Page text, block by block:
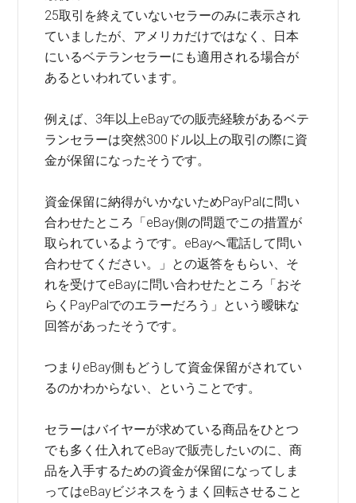
25取引を終えていないセラーのみに表示され
ていましたが、アメリカだけではなく、日本
にいるベテランセラーにも適用される場合が
あるといわれています。
例えば、3年以上eBayでの販売経験があるベテ
ランセラーは突然300ドル以上の取引の際に資
金が保留になったそうです。
資金保留に納得がいかないためPayPalに問い
合わせたところ「eBay側の問題でこの措置が
取られているようです。eBayへ電話して問い
合わせてください。」との返答をもらい、そ
れを受けてeBayに問い合わせたところ「おそ
らくPayPalでのエラーだろう」という曖昧な
回答があったそうです。
つまりeBay側もどうして資金保留がされてい
るのかわからない、ということです。
セラーはバイヤーが求めている商品をひとつ
でも多く仕入れてeBayで販売したいのに、商
品を入手するための資金が保留になってしま
ってはeBayビジネスをうまく回転させること